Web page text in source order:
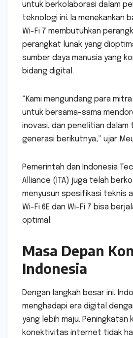
untuk berkolaborasi dalam
teknologi ini. Ia menekankan
Wi-Fi 7 membutuhkan
perangkat lunak yang
sumber daya manusia yang
bidang digital.
“Kami mengundang para
untuk bersama-sama
inovasi, dan penelitian dalam
generasi berikutnya,” ujar
Pemerintah dan Indonesia
Alliance (ITA) juga telah
menyusun spesifikasi teknis
Wi-Fi 6E dan Wi-Fi 7 bisa
optimal.
Masa Depan
Indonesia
Dengan langkah besar ini,
menghadapi era digital
yang lebih maju. Peningkatan
konektivitas internet tidak